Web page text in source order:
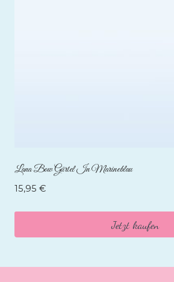
Lana Bow Gürtel In Marineblau
15,95 €
Jetzt kaufen